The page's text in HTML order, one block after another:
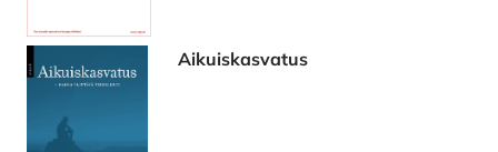
Aikuiskasvatus